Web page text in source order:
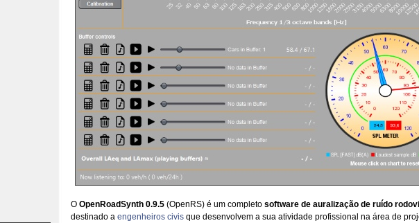
O OpenRoadSynth 0.9.5(OpenRS) é um completo software de auralização de ruído
destinado a engenheiros civisque desenvolvem a sua atividade profissional na área de